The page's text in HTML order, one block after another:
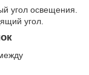
угол освещения.
угол.